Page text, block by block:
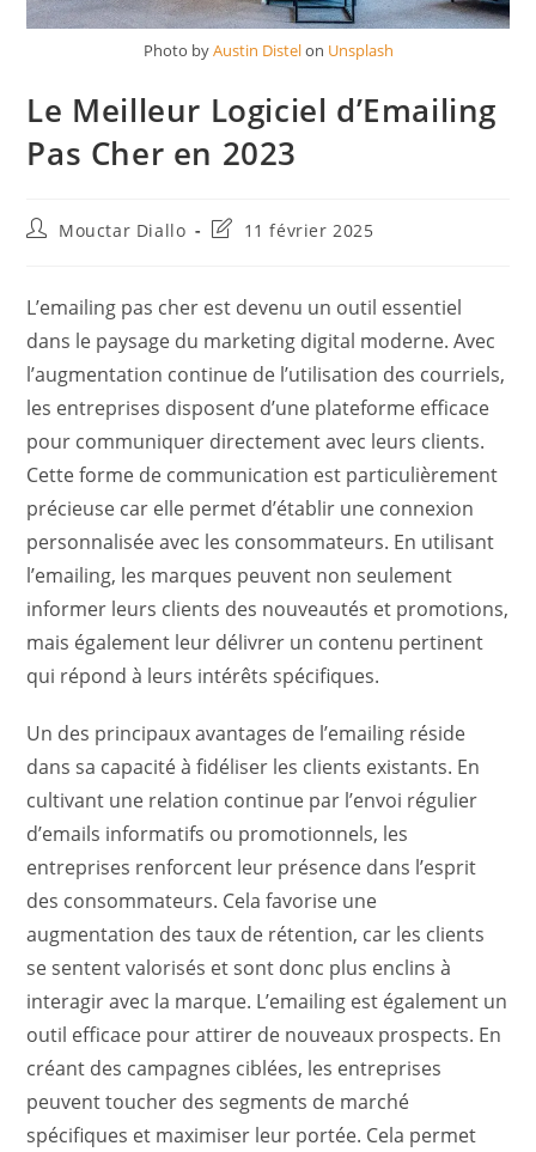
Photo byAustin Distelon Unsplash
Le Meilleur Logiciel d’Emailing
Pas Cher en 2023
Auteur/autrice
publication :
Mouctar Diallo
Dernière
la
publication :
11 février 2025
L’emailing pas cher est devenu un outil essentiel
dans le paysage du marketing digital moderne. Avec
l’augmentation continue de l’utilisation des courriels,
les entreprises disposent d’une plateforme efficace
pour communiquer directement avec leurs clients.
Cette forme de communication est particulièrement
précieuse car elle permet d’établir une connexion
personnalisée avec les consommateurs. En utilisant
l’emailing, les marques peuvent non seulement
informer leurs clients des nouveautés et promotions,
mais également leur délivrer un contenu pertinent
qui répond à leurs intérêts spécifiques.
Un des principaux avantages de l’emailing réside
dans sa capacité à fidéliser les clients existants. En
cultivant une relation continue par l’envoi régulier
d’emails informatifs ou promotionnels, les
entreprises renforcent leur présence dans l’esprit
des consommateurs. Cela favorise une
augmentation des taux de rétention, car les clients
se sentent valorisés et sont donc plus enclins à
interagir avec la marque. L’emailing est également un
outil efficace pour attirer de nouveaux prospects. En
créant des campagnes ciblées, les entreprises
peuvent toucher des segments de marché
spécifiques et maximiser leur portée. Cela permet